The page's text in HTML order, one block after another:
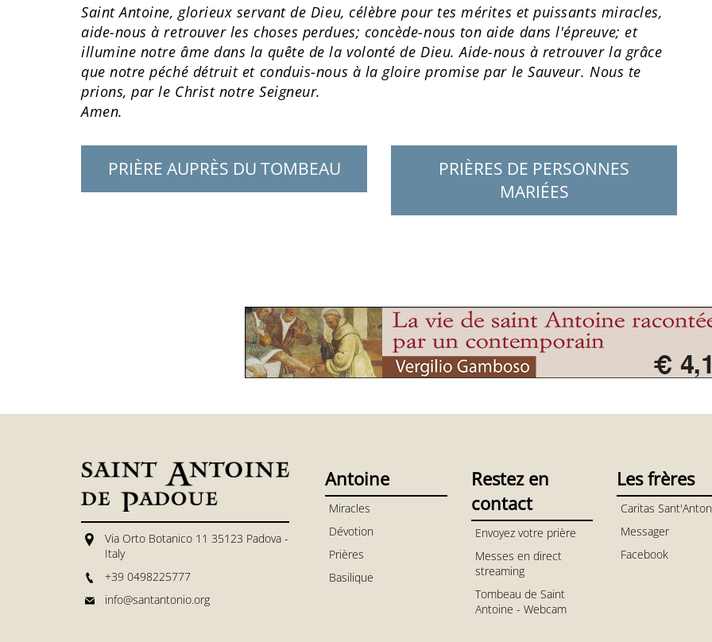
Saint Antoine, glorieux servant de Dieu, célèbre pour tes mérites et puissants miracles,
aide-nous à retrouver les choses perdues; concède-nous ton aide dans l'épreuve; et
illumine notre âme dans la quête de la volonté de Dieu. Aide-nous à retrouver la grâce
que notre péché détruit et conduis-nous à la gloire promise par le Sauveur. Nous te
prions, par le Christ notre Seigneur.
Amen.
PRIÈRE AUPRÈS DU TOMBEAU
PRIÈRES DE PERSONNES
MARIÉES
Via Orto Botanico 11 35123 Padova -
Italy
+39 0498225777
info@santantonio.org
Antoine
Miracles
Dévotion
Prières
Basilique
Restez en
contact
Envoyez votre prière
Messes en direct
streaming
Tombeau de Saint
Antoine - Webcam
Les frères
Caritas
Messager
Facebook